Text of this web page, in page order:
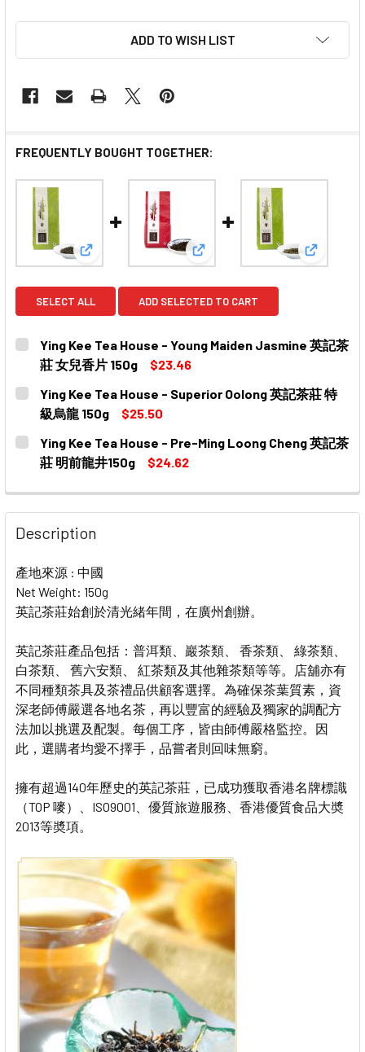
ADD TO WISH LIST
FREQUENTLY BOUGHT TOGETHER:
View: Ying Kee Tea House - Young Maiden
View: Ying Kee Tea House -
View:
SELECT ALL ADD SELECTED TO CART
Ying Kee Tea House - Young Maiden Jasmine 英記茶
莊 女兒香片 150g
$23.46
CURRENT
STOCK:
QUANTITY:
DECREASE QUANTITY OF YING KEE TEA HOUSE - YOUNG
INCREASE QUANTITY OF YING KEE TEA
Ying Kee Tea House - Superior Oolong 英記茶莊 特
級烏龍 150g
$25.50
CURRENT
STOCK:
QUANTITY:
DECREASE QUANTITY OF YING KEE TEA HOUSE -
INCREASE QUANTITY OF YING KEE TEA
Ying Kee Tea House - Pre-Ming Loong Cheng 英記茶
莊 明前龍井150g
$24.62
DECREASE QUANTITY OF YING KEE TEA HOUSE - PRE-
INCREASE QUANTITY OF YING KEE TEA
Description
產地來源 : 中國
Net Weight: 150g
英記茶莊始創於清光緒年間，在廣州創辦。
英記茶莊產品包括：普洱類、巖茶類、 香茶類、 綠茶類、
白茶類、 舊六安類、 紅茶類及其他雜茶類等等。店舖亦有
不同種類茶具及茶禮品供顧客選擇。為確保茶葉質素，資
深老師傅嚴選各地名茶，再以豐富的經驗及獨家的調配方
法加以挑選及配製。每個工序，皆由師傅嚴格監控。因
此，選購者均愛不擇手，品嘗者則回味無窮。
擁有超過140年歷史的英記茶莊，已成功獲取香港名牌標識
（TOP 嘜）、ISO9001、優質旅遊服務、香港優質食品大奬
2013等奬項。